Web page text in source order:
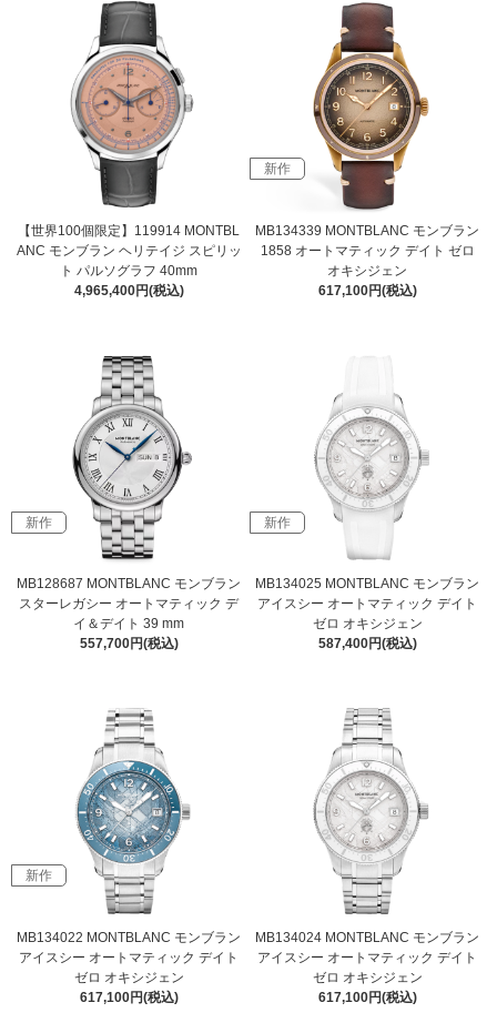
【世界100個限定】119914 MONTBL
ANC モンブラン ヘリテイジ スピリッ
ト パルソグラフ 40mm
4,965,400円(税込)
新作
MB134339 MONTBLANC モンブラン
1858 オートマティック デイト ゼロ
オキシジェン
617,100円(税込)
新作
MB128687 MONTBLANC モンブラン
スターレガシー オートマティック デ
イ＆デイト 39 mm
557,700円(税込)
新作
MB134025 MONTBLANC モンブラン
アイスシー オートマティック デイト
ゼロ オキシジェン
587,400円(税込)
新作
MB134022 MONTBLANC モンブラン
アイスシー オートマティック デイト
ゼロ オキシジェン
617,100円(税込)
MB134024 MONTBLANC モンブラン
アイスシー オートマティック デイト
ゼロ オキシジェン
617,100円(税込)